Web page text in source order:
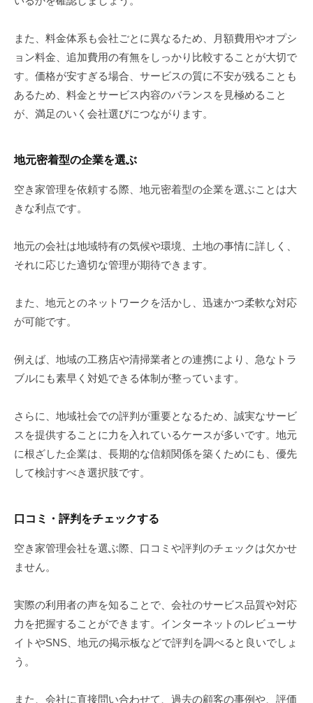
また、料金体系も会社ごとに異なるため、月額費用やオプシ
ョン料金、追加費用の有無をしっかり比較することが大切で
す。価格が安すぎる場合、サービスの質に不安が残ることも
あるため、料金とサービス内容のバランスを見極めること
が、満足のいく会社選びにつながります。
地元密着型の企業を選ぶ
空き家管理を依頼する際、地元密着型の企業を選ぶことは大
きな利点です。
地元の会社は地域特有の気候や環境、土地の事情に詳しく、
それに応じた適切な管理が期待できます。
また、地元とのネットワークを活かし、迅速かつ柔軟な対応
が可能です。
例えば、地域の工務店や清掃業者との連携により、急なトラ
ブルにも素早く対処できる体制が整っています。
さらに、地域社会での評判が重要となるため、誠実なサービ
スを提供することに力を入れているケースが多いです。地元
に根ざした企業は、長期的な信頼関係を築くためにも、優先
して検討すべき選択肢です。
口コミ・評判をチェックする
空き家管理会社を選ぶ際、口コミや評判のチェックは欠かせ
ません。
実際の利用者の声を知ることで、会社のサービス品質や対応
力を把握することができます。インターネットのレビューサ
イトやSNS、地元の掲示板などで評判を調べると良いでしょ
う。
また、会社に直接問い合わせて、過去の顧客の事例や、評価